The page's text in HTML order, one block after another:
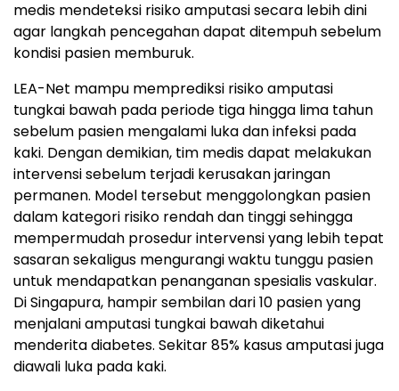
medis mendeteksi risiko amputasi secara lebih dini
agar langkah pencegahan dapat ditempuh sebelum
kondisi pasien memburuk.
LEA-Net mampu memprediksi risiko amputasi
tungkai bawah pada periode tiga hingga lima tahun
sebelum pasien mengalami luka dan infeksi pada
kaki. Dengan demikian, tim medis dapat melakukan
intervensi sebelum terjadi kerusakan jaringan
permanen. Model tersebut menggolongkan pasien
dalam kategori risiko rendah dan tinggi sehingga
mempermudah prosedur intervensi yang lebih tepat
sasaran sekaligus mengurangi waktu tunggu pasien
untuk mendapatkan penanganan spesialis vaskular.
Di Singapura, hampir sembilan dari 10 pasien yang
menjalani amputasi tungkai bawah diketahui
menderita diabetes. Sekitar 85% kasus amputasi juga
diawali luka pada kaki.